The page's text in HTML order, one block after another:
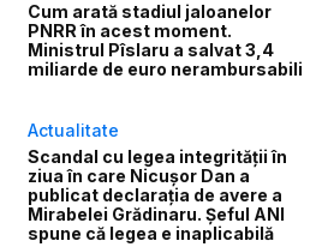
Cum arată stadiul jaloanelor
PNRR în acest moment.
Ministrul Pîslaru a salvat 3,4
miliarde de euro nerambursabili
Actualitate
Scandal cu legea integrității în
ziua în care Nicușor Dan a
publicat declarația de avere a
Mirabelei Grădinaru. Șeful ANI
spune că legea e inaplicabilă